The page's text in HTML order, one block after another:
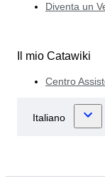
Diventa un
Il mio Catawiki
Centro